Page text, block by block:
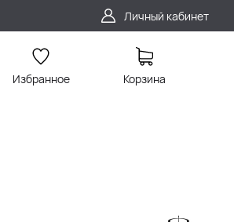
Личный кабинет
Избранное Корзина